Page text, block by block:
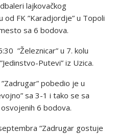
lajkovačkog
od FK ”Karadjordje” u Topoli
sa 6 bodova.
”Železnicar” u 7. kolu
Putevi” iz Uzica.
pobedio je u
sa 3-1 i tako se sa
6 bodova.
”Zadrugar gostuje